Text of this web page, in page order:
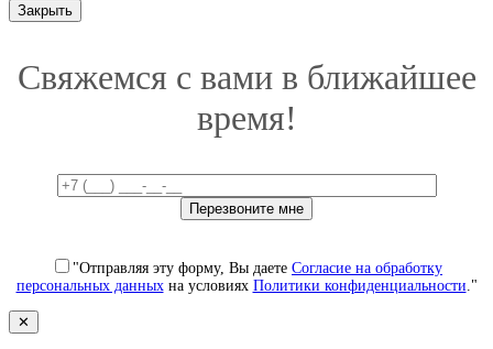
Закрыть
Свяжемся с вами в ближайшее
время!
"Отправляя эту форму, Вы даете Согласие на обработку
персональных данныхна условиях Политики конфиденциальности ."
✕